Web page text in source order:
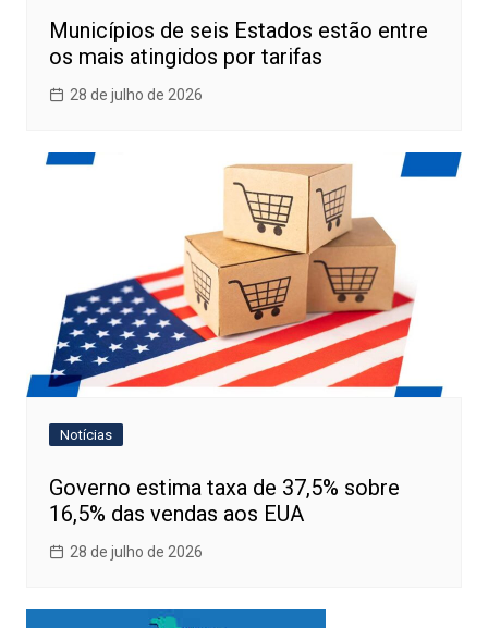
Municípios de seis Estados estão entre
os mais atingidos por tarifas
28 de julho de 2026
Notícias
Governo estima taxa de 37,5% sobre
16,5% das vendas aos EUA
28 de julho de 2026